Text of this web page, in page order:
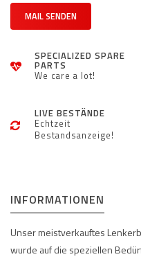
MAIL SENDEN
SPECIALIZED SPARE
PARTS
We care a lot!
LIVE BESTÄNDE
Echtzeit
Bestandsanzeige!
INFORMATIONEN
Unser meistverkauftes
wurde auf die speziellen